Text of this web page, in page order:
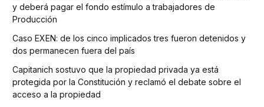
y deberá pagar el fondo estímulo a trabajadores de
Producción
Caso EXEN: de los cinco implicados tres fueron detenidos y
dos permanecen fuera del país
Capitanich sostuvo que la propiedad privada ya está
protegida por la Constitución y reclamó el debate sobre el
acceso a la propiedad